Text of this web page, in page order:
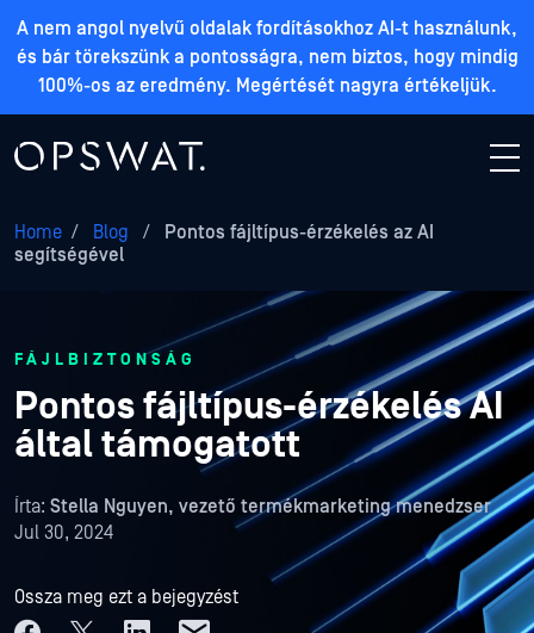
A nem angol nyelvű oldalak fordításokhoz AI-t használunk,
és bár törekszünk a pontosságra, nem biztos, hogy mindig
100%-os az eredmény. Megértését nagyra értékeljük.
Home / Blog /
Pontos fájltípus-érzékelés az AI
segítségével
FÁJLBIZTONSÁG
Pontos fájltípus-érzékelés AI
által támogatott
Írta: Stella Nguyen, vezető termékmarketing menedzser
Jul 30, 2024
Ossza meg ezt a bejegyzést